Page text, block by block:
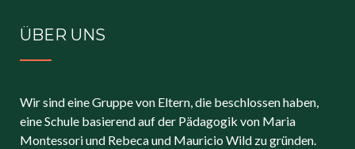
ÜBER UNS
Wir sind eine Gruppe von Eltern, die beschlossen haben,
eine Schule basierend auf der Pädagogik von Maria
Montessori und Rebeca und Mauricio Wild zu gründen.